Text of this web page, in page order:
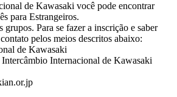
de Kawasaki você pode encontrar
para Estrangeiros.
grupos. Para se fazer a inscrição e saber
pelos meios descritos abaixo:
de Kawasaki
Internacional de Kawasaki